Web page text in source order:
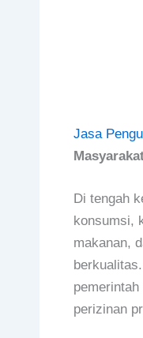
Jasa
Di tengah
konsumsi,
makanan,
perizinan